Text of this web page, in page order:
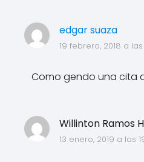
edgar suaza
19 febrero, 2018 a las
Como gendo una cita
Willinton Ramos
13 enero, 2019 a las